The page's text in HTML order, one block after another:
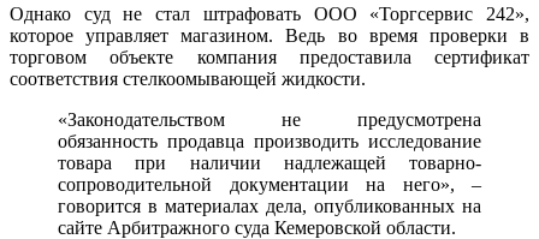
Однако суд не стал штрафовать ООО «Торгсервис 242»,
которое управляет магазином. Ведь во время проверки в
торговом объекте компания предоставила сертификат
соответствия стелкоомывающей жидкости.
«Законодательством не предусмотрена
обязанность продавца производить исследование
товара при наличии надлежащей товарно-
сопроводительной документации на него», –
говорится в материалах дела, опубликованных на
сайте Арбитражного суда Кемеровской области.